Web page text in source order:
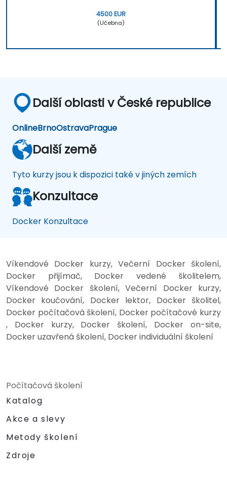
4500 EUR
(Učebna)
Další oblasti v České republice
OnlineBrnoOstravaPrague
Další země
Tyto kurzy jsou k dispozici také v jiných zemích
Konzultace
Docker Konzultace
Víkendové Docker kurzy, Večerní Docker školení,
Docker přijímač, Docker vedené školitelem,
Víkendové Docker školení, Večerní Docker kurzy,
Docker koučování, Docker lektor, Docker školitel,
Docker počítačová školení, Docker počítačové kurzy
, Docker kurzy, Docker školení, Docker on-site,
Docker uzavřená školení, Docker individuální školení
Počítačová školení
Katalog
Akce a slevy
Metody školení
Zdroje